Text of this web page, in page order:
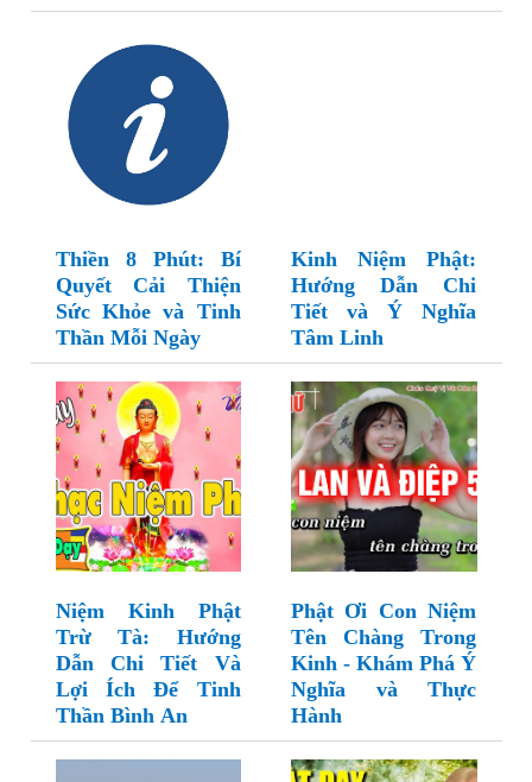
Thiền 8 Phút: Bí
Quyết Cải Thiện
Sức Khỏe và Tinh
Thần Mỗi Ngày
Kinh Niệm Phật:
Hướng Dẫn Chi
Tiết và Ý Nghĩa
Tâm Linh
Niệm Kinh Phật
Trừ Tà: Hướng
Dẫn Chi Tiết Và
Lợi Ích Để Tinh
Thần Bình An
Phật Ơi Con Niệm
Tên Chàng Trong
Kinh - Khám Phá Ý
Nghĩa và Thực
Hành